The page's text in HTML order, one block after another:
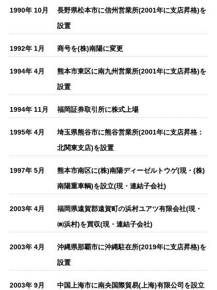
1990年 10月
長野県松本市に信州営業所(2001年に支店昇格)を
設置
1992年 1月 商号を(株)南陽に変更
1994年 4月
熊本市東区に南九州営業所(2001年に支店昇格)を
設置
1994年 11月 福岡証券取引所に株式上場
1995年 4月
埼玉県熊谷市に熊谷営業所(2001年に支店昇格：
北関東支店)を設置
1997年 5月
熊本市南区に(株)南陽ディーゼルトウゲ(現・(株)
南陽重車輌)を設立(現・連結子会社)
2003年 4月
福岡県遠賀郡遠賀町の浜村ユアツ有限会社(現・
㈱浜村)を買収(現・連結子会社)
2003年 4月
沖縄県那覇市に沖縄駐在所(2019年に支店昇格)を
設置
2003年 9月
中国上海市に南央国際貿易(上海)有限公司を設立